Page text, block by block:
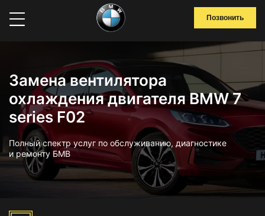
Позвонить
Замена вентилятора
охлаждения двигателя BMW 7
series F02
Полный спектр услуг по обслуживанию, диагностике
и ремонту БМВ